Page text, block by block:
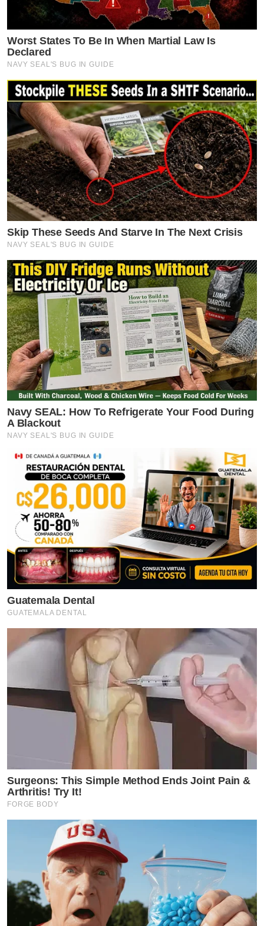
Worst States To Be In When Martial Law Is
Declared
NAVY SEAL'S BUG IN GUIDE
Skip These Seeds And Starve In The Next Crisis
NAVY SEAL'S BUG IN GUIDE
Navy SEAL: How To Refrigerate Your Food During
A Blackout
NAVY SEAL'S BUG IN GUIDE
Guatemala Dental
GUATEMALA DENTAL
Surgeons: This Simple Method Ends Joint Pain &
Arthritis! Try It!
FORGE BODY